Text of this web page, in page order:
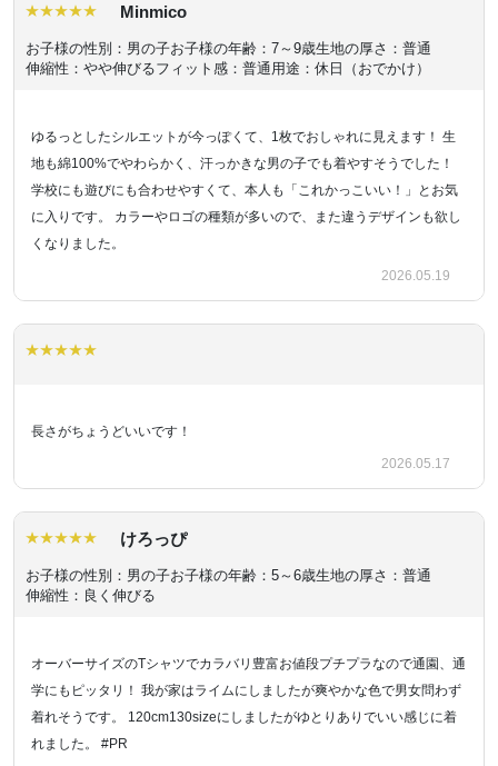
Minmico
お子様の性別：男の子お子様の年齢：7～9歳生地の厚さ：普通
伸縮性：やや伸びるフィット感：普通用途：休日（おでかけ）
ゆるっとしたシルエットが今っぽくて、1枚でおしゃれに見えます！ 生
地も綿100%でやわらかく、汗っかきな男の子でも着やすそうでした！
学校にも遊びにも合わせやすくて、本人も「これかっこいい！」とお気
に入りです。 カラーやロゴの種類が多いので、また違うデザインも欲し
くなりました。
2026.05.19
長さがちょうどいいです！
2026.05.17
けろっぴ
お子様の性別：男の子お子様の年齢：5～6歳生地の厚さ：普通
伸縮性：良く伸びる
オーバーサイズのTシャツでカラバリ豊富お値段プチプラなので通園、通
学にもピッタリ！ 我が家はライムにしましたが爽やかな色で男女問わず
着れそうです。 120cm130sizeにしましたがゆとりありでいい感じに着
れました。 #PR